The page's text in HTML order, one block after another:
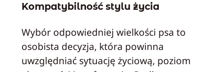
Kompatybilność stylu życia
Wybór odpowiedniej wielkości psa to
osobista decyzja, która powinna
uwzględniać sytuację życiową, poziom